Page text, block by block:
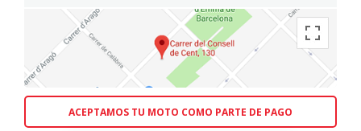
ACEPTAMOS TU MOTO COMO PARTE DE PAGO